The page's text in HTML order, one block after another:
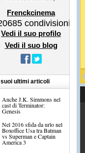
Frenckcinema
condivisioni
Vedi il suo profilo
Vedi il suo blog
I suoi ultimi articoli
Anche J.K. Simmons nel
cast di Terminator:
Genesis
Nel 2016 sfida da urlo nel
Boxoffice Usa tra Batman
vs Superman e Captain
America 3